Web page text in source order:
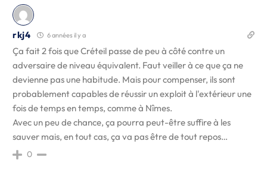
rkj4 6 années il y a
Ça fait 2 fois que Créteil passe de peu à côté contre un
adversaire de niveau équivalent. Faut veiller à ce que ça ne
devienne pas une habitude. Mais pour compenser, ils sont
probablement capables de réussir un exploit à l'extérieur une
fois de temps en temps, comme à Nîmes.
Avec un peu de chance, ça pourra peut-être suffire à les
sauver mais, en tout cas, ça va pas être de tout repos…
0